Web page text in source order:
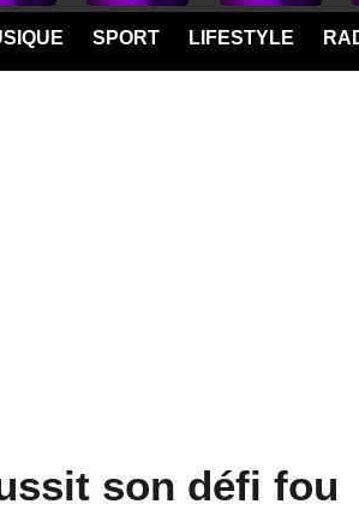
SPORT LIFESTYLE
son défi fou